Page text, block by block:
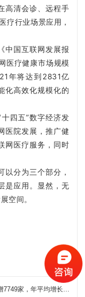
高清会诊、远程手
疗行业场景应用，
中国互联网发展报
医疗健康市场规模
年将达到2831亿
化高效化规模化的
四五”数字经济发
医院发展，推广健
网医疗服务，同时
以分为三个部分，
是应用。显然，无
空间。
家，年平均增长1550家